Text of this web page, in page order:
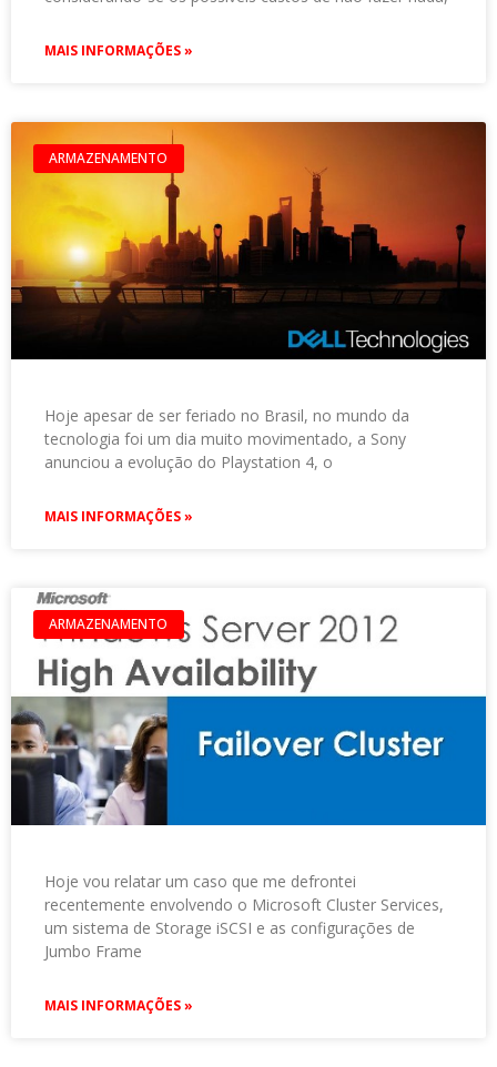
MAIS INFORMAÇÕES »
ARMAZENAMENTO
Hoje apesar de ser feriado no Brasil, no mundo da
tecnologia foi um dia muito movimentado, a Sony
anunciou a evolução do Playstation 4, o
MAIS INFORMAÇÕES »
ARMAZENAMENTO
Hoje vou relatar um caso que me defrontei
recentemente envolvendo o Microsoft Cluster Services,
um sistema de Storage iSCSI e as configurações de
Jumbo Frame
MAIS INFORMAÇÕES »